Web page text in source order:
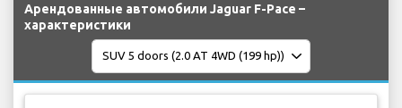
Арендованные автомобили Jaguar F-Pace –
характеристики